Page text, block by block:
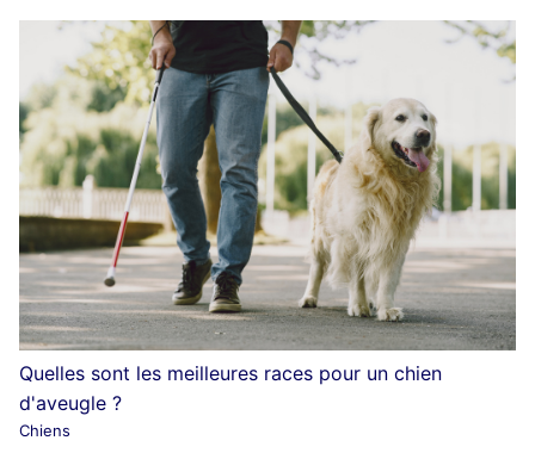
Quelles sont les meilleures races pour un chien
d'aveugle ?
Chiens